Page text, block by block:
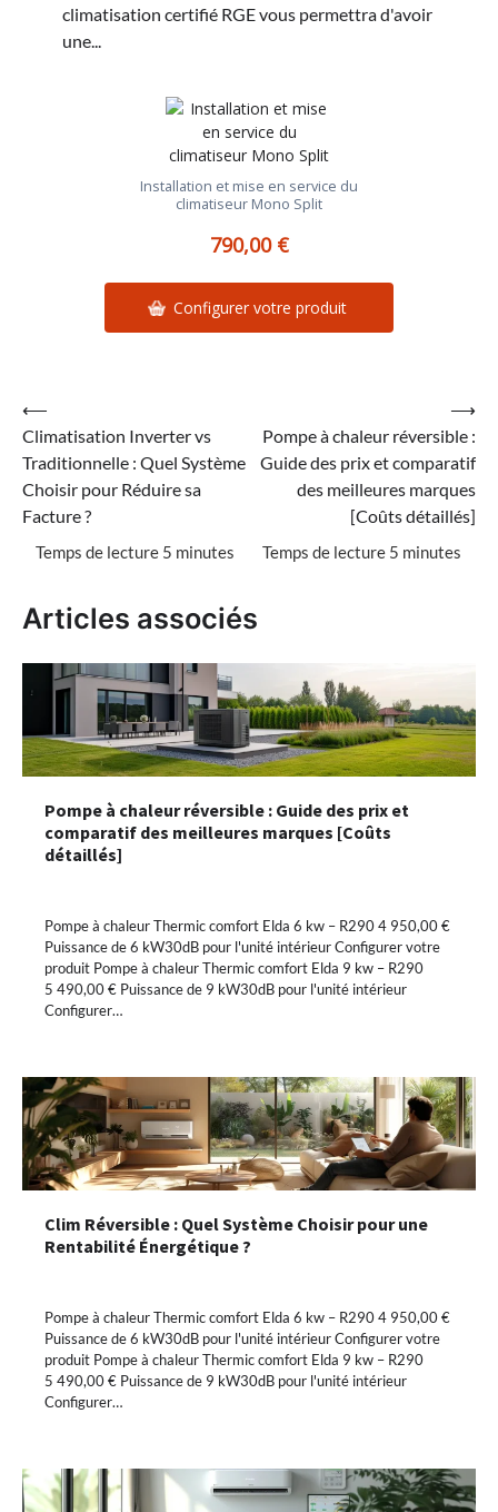
climatisation certifié RGE vous permettra d'avoir
une...
Installation et mise en service du
climatiseur Mono Split
790,00 €
Configurer votre produit
Navigation
de
l’article
⟵
Climatisation Inverter vs
Traditionnelle : Quel Système
Choisir pour Réduire sa
Facture ?
Pompe à chaleur réversible :
Guide des prix et comparatif
des meilleures marques
[Coûts détaillés]
⟶
Articles associés
Pompe à chaleur réversible : Guide des prix et
comparatif des meilleures marques [Coûts
détaillés]
Pompe à chaleur Thermic comfort Elda 6 kw – R290 4 950,00 €
Puissance de 6 kW30dB pour l'unité intérieur Configurer votre
produit Pompe à chaleur Thermic comfort Elda 9 kw – R290
5 490,00 € Puissance de 9 kW30dB pour l'unité intérieur
Configurer…
Clim Réversible : Quel Système Choisir pour une
Rentabilité Énergétique ?
Pompe à chaleur Thermic comfort Elda 6 kw – R290 4 950,00 €
Puissance de 6 kW30dB pour l'unité intérieur Configurer votre
produit Pompe à chaleur Thermic comfort Elda 9 kw – R290
5 490,00 € Puissance de 9 kW30dB pour l'unité intérieur
Configurer…